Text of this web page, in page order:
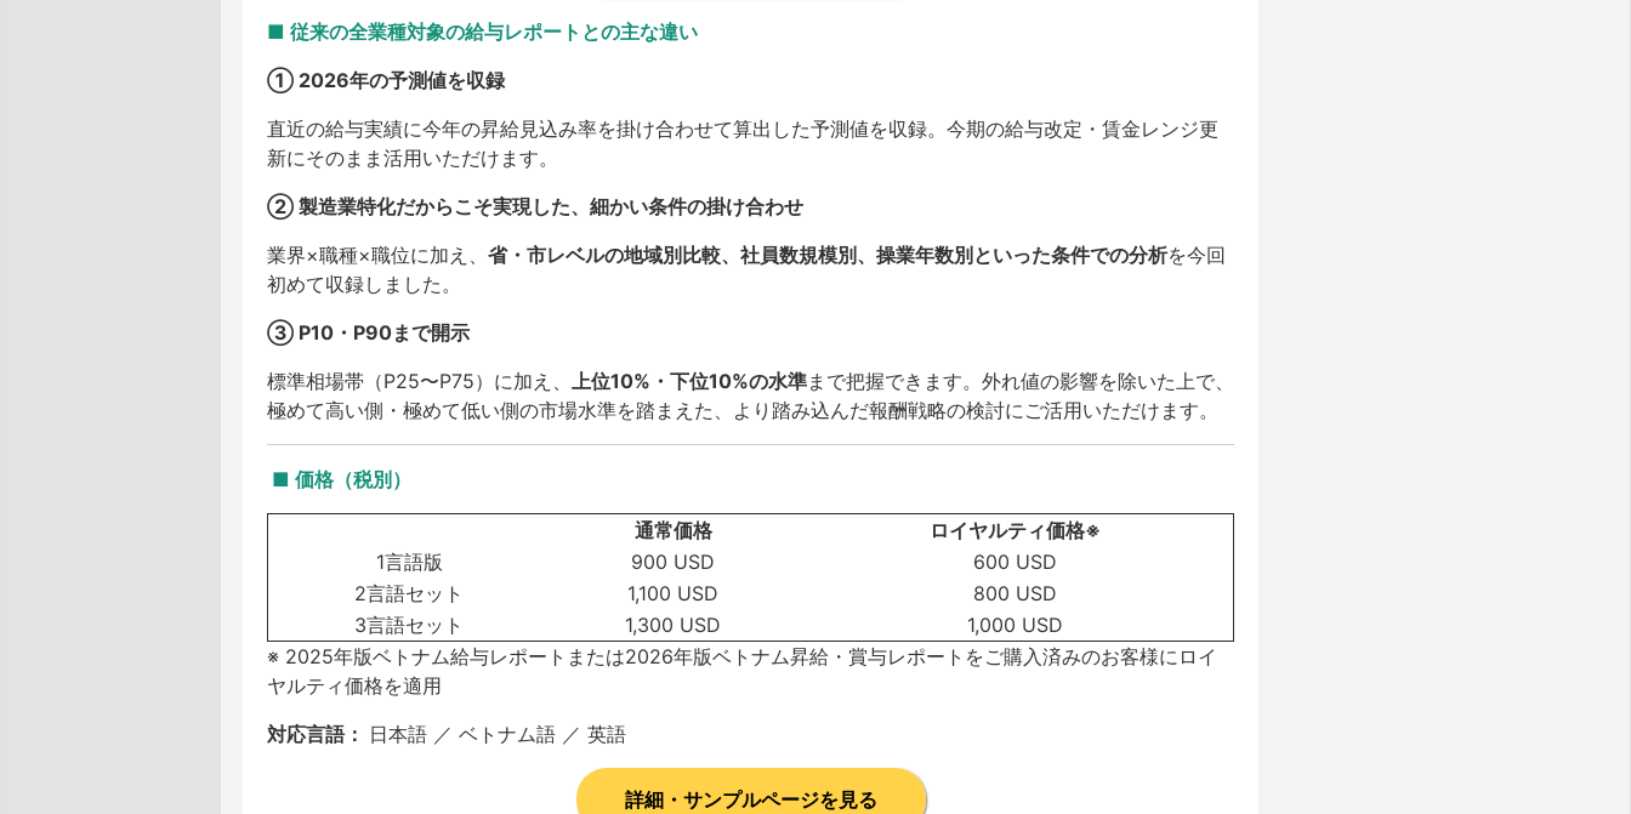
■ 従来の全業種対象の給与レポートとの主な違い
① 2026年の予測値を収録
直近の給与実績に今年の昇給見込み率を掛け合わせて算出した予測値を収録。今期の給与改定・賃金レンジ更
新にそのまま活用いただけます。
② 製造業特化だからこそ実現した、細かい条件の掛け合わせ
業界×職種×職位に加え、 省・市レベルの地域別比較、社員数規模別、操業年数別といった条件での分析を今回
初めて収録しました。
③ P10・P90まで開示
標準相場帯（P25〜P75）に加え、
上位10%・下位10%の水準まで把握できます。外れ値の影響を除いた上で、
極めて高い側・極めて低い側の市場水準を踏まえた、より踏み込んだ報酬戦略の検討にご活用いただけます。
■ 価格（税別）
通常価格
ロイヤルティ価格※
1言語版
900 USD
600 USD
2言語セット
1,100 USD
800 USD
3言語セット
1,300 USD
1,000 USD
※ 2025年版ベトナム給与レポートまたは2026年版ベトナム昇給・賞与レポートをご購入済みのお客様にロイ
ヤルティ価格を適用
対応言語： 日本語 ／ ベトナム語 ／ 英語
詳細・サンプルページを見る